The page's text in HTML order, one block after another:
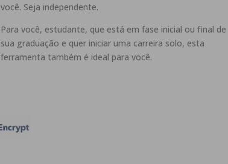
você. Seja independente.
Para você, estudante, que está em fase inicial ou final de
sua graduação e quer iniciar uma carreira solo, esta
ferramenta também é ideal para você.